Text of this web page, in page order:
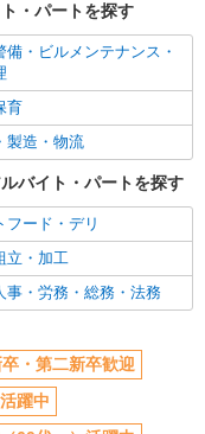
60代～）活躍中
社OK
色自由
勤OK
給
休取得実績あり
支援制度あり
・パートを探す
備・ビルメンテナンス・
育
製造・物流
バイト・パートを探す
フード・デリ
立・加工
事・労務・総務・法務
卒・第二新卒歓迎
躍中